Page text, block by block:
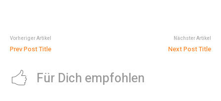
Vorheriger Artikel
Prev Post Title
Nächster Artikel
Next Post Title
Für Dich empfohlen